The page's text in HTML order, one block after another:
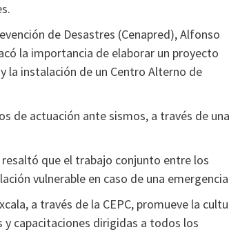
de Desastres (Cenapred), Alfonso
la importancia de elaborar un proyecto
la instalación de un Centro Alterno de
de actuación ante sismos, a través de una
que el trabajo conjunto entre los
vulnerable en caso de una
a través de la CEPC, promueve la
capacitaciones dirigidas a todos los